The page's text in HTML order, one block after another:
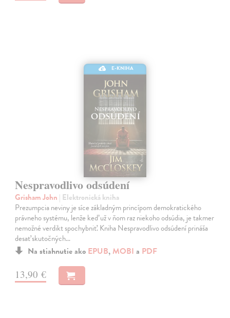
E-KNIHA
Nespravodlivo odsúdení
Grisham John | Elektronická kniha
Prezumpcia neviny je síce základným princípom demokratického
právneho systému, lenže keď už v ňom raz niekoho odsúdia, je takmer
nemožné verdikt spochybniť. Kniha Nespravodlivo odsúdení prináša
desať skutočných…
Na stiahnutie ako EPUB, MOBI a PDF
13,90 €